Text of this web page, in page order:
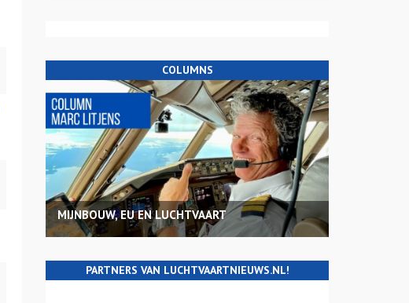
COLUMNS
MIJNBOUW, EU EN LUCHTVAART
PARTNERS VAN LUCHTVAARTNIEUWS.NL!